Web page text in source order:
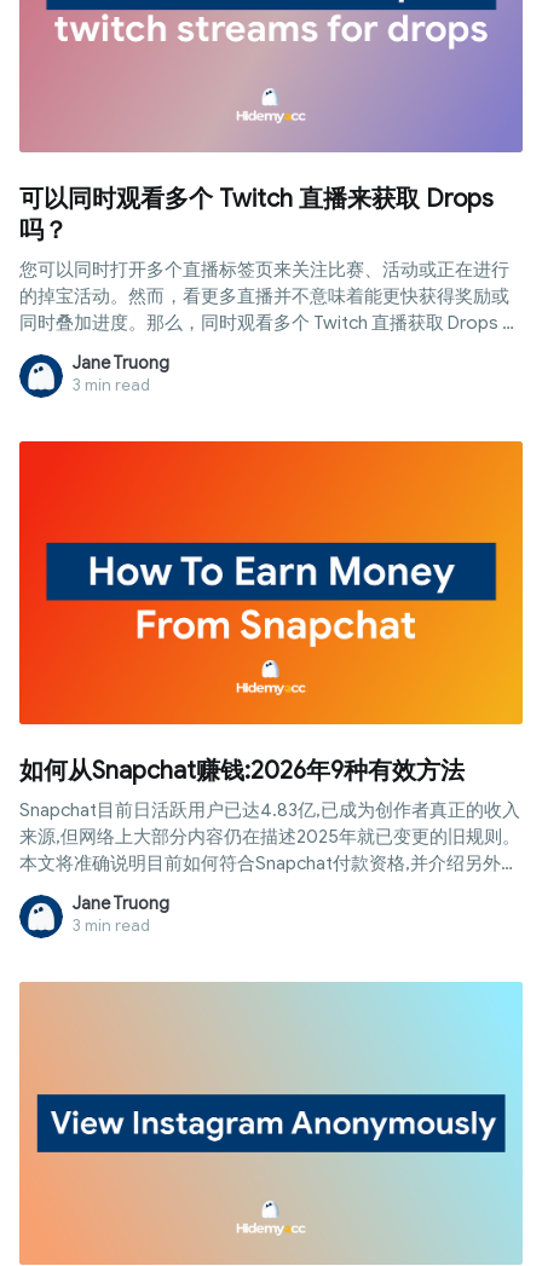
可以同时观看多个 Twitch 直播来获取 Drops
吗？
您可以同时打开多个直播标签页来关注比赛、活动或正在进行
的掉宝活动。然而，看更多直播并不意味着能更快获得奖励或
同时叠加进度。那么，同时观看多个 Twitch 直播获取 Drops 到
底可行吗？本文将为您解答这一疑问，解析 Twitch 如何计算观
看时长，介绍常见的多开直播方法，以及在管理多个账号或环
境时防关联浏览器的关键作用
Jane Truong
3 min read
如何从Snapchat赚钱:2026年9种有效方法
Snapchat目前日活跃用户已达4.83亿,已成为创作者真正的收入
来源,但网络上大部分内容仍在描述2025年就已变更的旧规则。
本文将准确说明目前如何符合Snapchat付款资格,并介绍另外八
种无需等待粉丝数达标即可开始赚钱的方法。
Jane Truong
3 min read